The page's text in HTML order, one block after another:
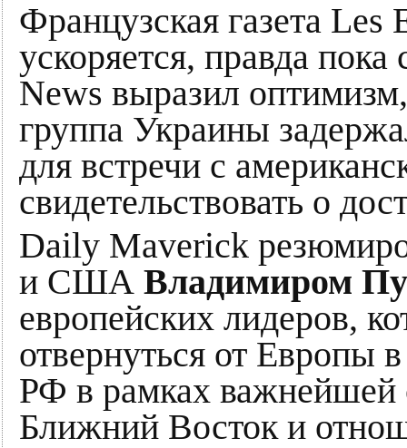
Французская газета Les
ускоряется, правда
News выразил
группа Украины
для встречи с
свидетельствовать о
Daily Maverick
и США Владимиром
европейских лидеров,
отвернуться от Европы
РФ в рамках важнейшей
Ближний Восток и